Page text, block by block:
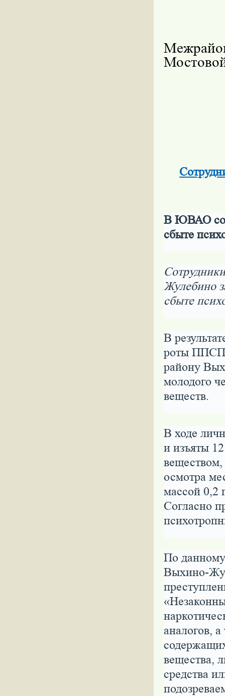
В ЮВАО
сбыте
Жулебино
сбыте
В
роты ППСП
району
молодого
веществ.
В ходе
и изъяты
веществом,
осмотра
массой 0,2
Согласно
По
Выхино-
аналогов,
вещества,
средства